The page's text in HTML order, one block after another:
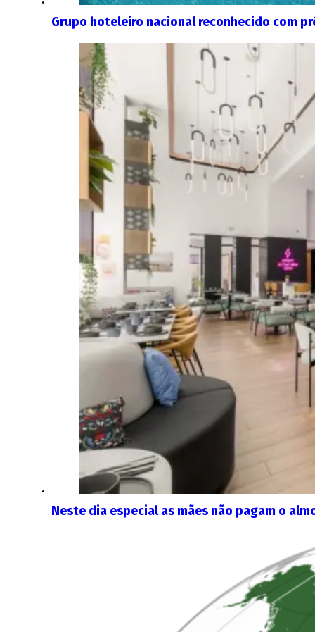
Grupo hoteleiro nacional reconhecido com
Neste dia especial as mães não pagam o